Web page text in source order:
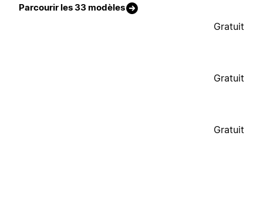
Parcourir les 33 modèles
Gratuit
Gratuit
Gratuit